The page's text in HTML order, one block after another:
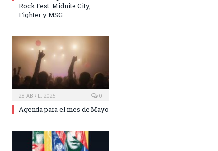
Rock Fest: Midnite City,
Fighter y MSG
28 ABRIL, 2025 0
Agenda para el mes de Mayo